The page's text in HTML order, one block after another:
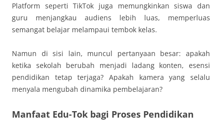
Platform seperti TikTok juga memungkinkan siswa dan
guru menjangkau audiens lebih luas, memperluas
semangat belajar melampaui tembok kelas.
Namun di sisi lain, muncul pertanyaan besar: apakah
ketika sekolah berubah menjadi ladang konten, esensi
pendidikan tetap terjaga? Apakah kamera yang selalu
menyala mengubah dinamika pembelajaran?
Manfaat Edu-Tok bagi Proses Pendidikan